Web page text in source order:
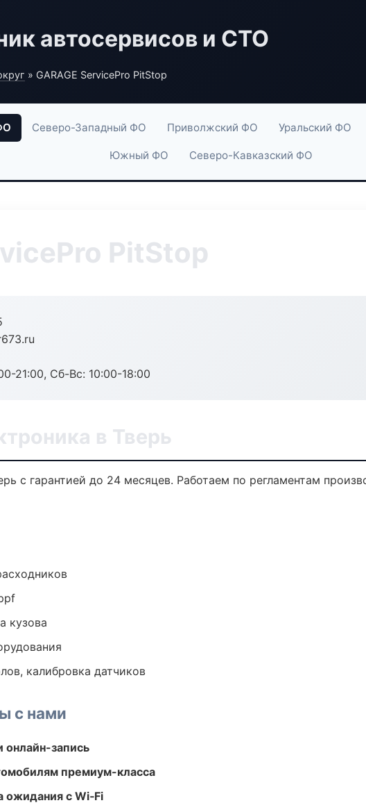
автосервисов и СТО
» GARAGE ServicePro PitStop
Северо-Западный ФО Приволжский ФО Уральский ФО
Южный ФО Северо-Кавказский ФО
PitStop
21:00, Сб-Вс: 10:00-18:00
в Тверь
с гарантией до 24 месяцев. Работаем по регламентам
кузова
калибровка датчиков
с нами
онлайн-запись
премиум-класса
ожидания с Wi‑Fi